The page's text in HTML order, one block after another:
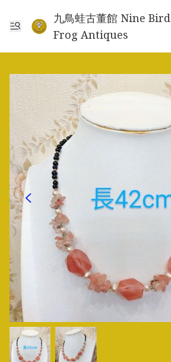
九鳥蛙古董館 Nine Bird
Frog Antiques